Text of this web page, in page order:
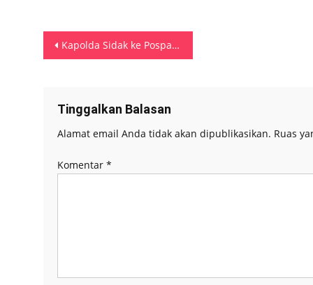
Navigasi
Kapolda Sidak ke Pospam Terpadu Ops Ketupat di Lapangan Merdeka Ambon
Tinggalkan Balasan
Alamat email Anda tidak akan dipublikasikan. Ruas
Komentar *